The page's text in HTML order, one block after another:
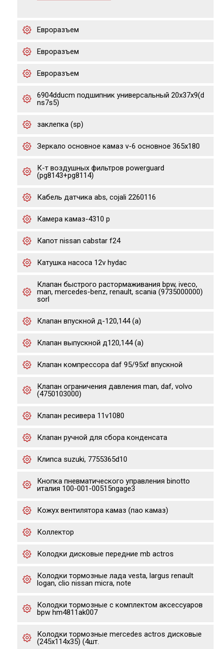
Евроразъем
Евроразъем
Евроразъем
6904dducm подшипник универсальный 20x37x9(d
ns7s5)
заклепка (sp)
Зеркало основное камаз v-6 основное 365х180
К-т воздушных фильтров powerguard
(pg8143+pg8114)
Кабель датчика abs, cojali 2260116
Камера камаз-4310 р
Капот nissan cabstar f24
Катушка насоса 12v hydac
Клапан быстрого растормаживания bpw, iveco,
man, mercedes-benz, renault, scania (9735000000)
sorl
Клапан впускной д-120,144 (а)
Клапан выпускной д120,144 (а)
Клапан компрессора daf 95/95xf впускной
Клапан ограничения давления man, daf, volvo
(4750103000)
Клапан ресивера 11v1080
Клапан ручной для сбора конденсата
Клипса suzuki, 7755365d10
Кнопка пневматического управления binotto
италия 100-001-00515ngage3
Кожух вентилятора камаз (пао камаз)
Коллектор
Колодки дисковые передние mb actros
Колодки тормозные лада vesta, largus renault
logan, clio nissan micra, note
Колодки тормозные с комплектом аксессуаров
bpw hm4811ak007
Колодки тормозные mercedes actros дисковые
(245x114x35) (4шт.